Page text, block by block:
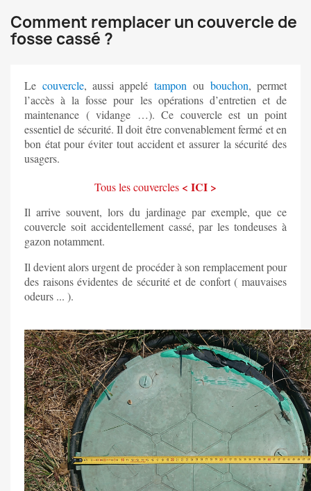
Comment remplacer un couvercle de
fosse cassé ?
Le couvercle, aussi appelé tampon ou bouchon, permet
l’accès à la fosse pour les opérations d’entretien et de
maintenance ( vidange …). Ce couvercle est un point
essentiel de sécurité. Il doit être convenablement fermé et en
bon état pour éviter tout accident et assurer la sécurité des
usagers.
Tous les couvercles < ICI >
Il arrive souvent, lors du jardinage par exemple, que ce
couvercle soit accidentellement cassé, par les tondeuses à
gazon notamment.
Il devient alors urgent de procéder à son remplacement pour
des raisons évidentes de sécurité et de confort ( mauvaises
odeurs ... ).